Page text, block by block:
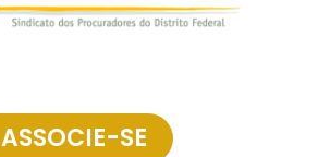
ASSOCIE-SE